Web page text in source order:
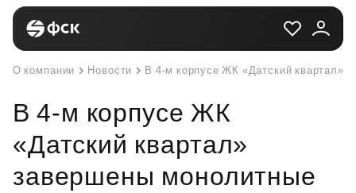
О компании Новости В 4-м корпусе ЖК «Датский квартал»
В 4-м корпусе ЖК
«Датский квартал»
завершены монолитные